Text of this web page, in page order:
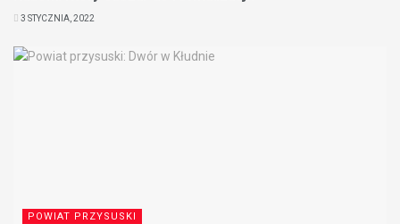
3 STYCZNIA, 2022
POWIAT PRZYSUSKI